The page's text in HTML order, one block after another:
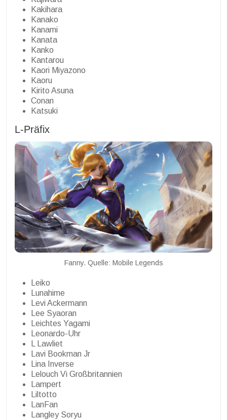
Kakihara
Kanako
Kanami
Kanata
Kanko
Kantarou
Kaori Miyazono
Kaoru
Kirito Asuna
Conan
Katsuki
L-Präfix
Fanny. Quelle: Mobile Legends
Leiko
Lunahime
Levi Ackermann
Lee Syaoran
Leichtes Yagami
Leonardo-Uhr
L Lawliet
Lavi Bookman Jr
Lina Inverse
Lelouch Vi Großbritannien
Lampert
Liltotto
LanFan
Langley Soryu